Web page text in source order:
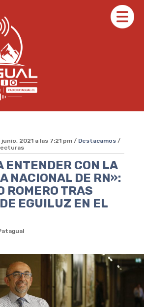
2021 a las 7:21 pm / Destacamos /
ENTENDER CON LA
NACIONAL DE RN»:
ROMERO TRAS
EGUILUZ EN EL